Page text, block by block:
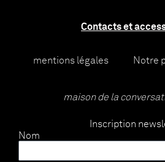
Contacts et
mentions légales Notre
maison de la
Inscription
Nom